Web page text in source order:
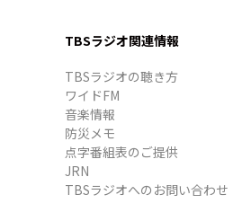
TBSラジオ関連情報
TBSラジオの聴き方
ワイドFM
音楽情報
防災メモ
点字番組表のご提供
JRN
TBSラジオへのお問い合わせ